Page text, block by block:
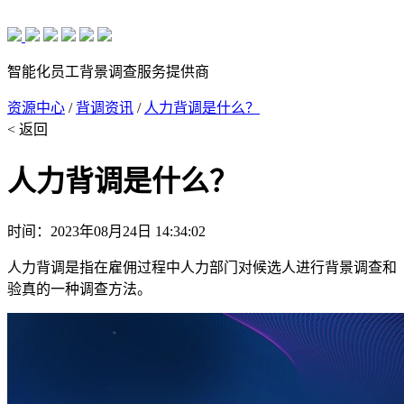
智能化员工背景调查服务提供商
资源中心 / 背调资讯 / 人力背调是什么？
< 返回
人力背调是什么？
时间：2023年08月24日 14:34:02
人力背调是指在雇佣过程中人力部门对候选人进行背景调查和
验真的一种调查方法。